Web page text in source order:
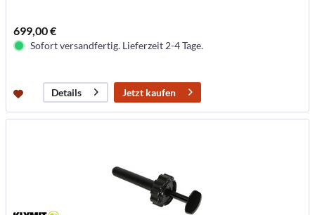
699,00 €
Sofort versandfertig. Lieferzeit 2-4 Tage.
Details Jetzt kaufen